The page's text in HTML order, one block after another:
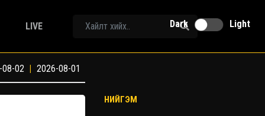
LIVE Dark Light
02 | 2026-08-01
НИЙГЭМ